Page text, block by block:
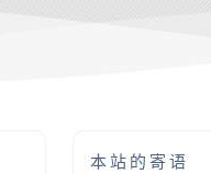
本站的寄语